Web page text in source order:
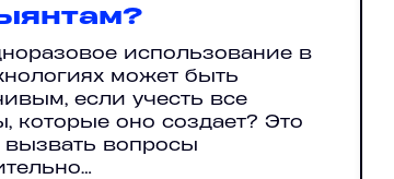
использование в
может быть
если учесть все
которые оно создает? Это
вопросы